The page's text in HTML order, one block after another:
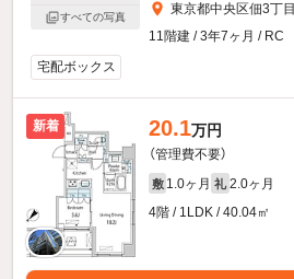
すべての写真
東京都中央区佃3丁目
11階建 / 3年7ヶ月 / RC
宅配ボックス
新着 20.1万円
（管理費不要）
敷 1.0ヶ月 礼 2.0ヶ月
4階 / 1LDK / 40.04㎡